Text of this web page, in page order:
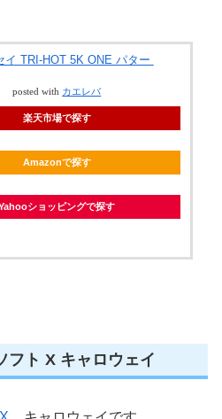
イ TRI-HOT 5K ONE パター
posted with カエレバ
楽天市場で探す
Amazonで探す
ショッピングで探す
フト X キャロウェイ